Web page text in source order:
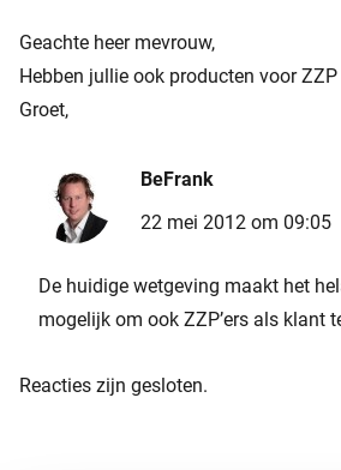
Geachte heer mevrouw,
Hebben jullie ook producten voor ZZP
Groet,
BeFrank
22 mei 2012 om 09:05
De huidige wetgeving maakt het
mogelijk om ook ZZP’ers als klant
Reacties zijn gesloten.